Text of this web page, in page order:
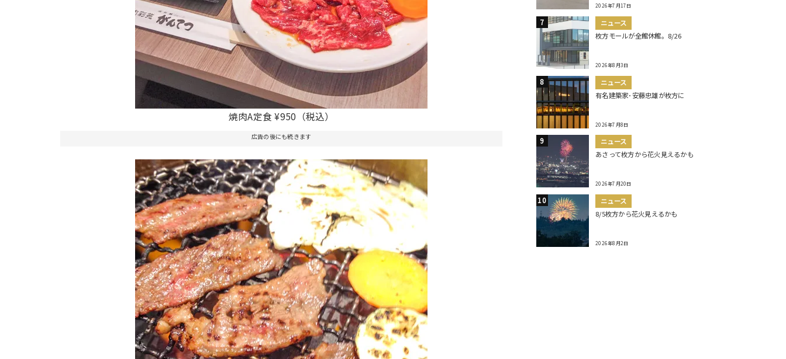
焼肉A定食 ¥950（税込）
広告の後にも続きます
2026年7月17日
ニュース
枚方モールが全館休館。8/26
2026年8月3日
ニュース
有名建築家･安藤忠雄が枚方に
2026年7月8日
ニュース
あさって枚方から花火見えるかも
2026年7月20日
ニュース
8/5枚方から花火見えるかも
2026年8月2日